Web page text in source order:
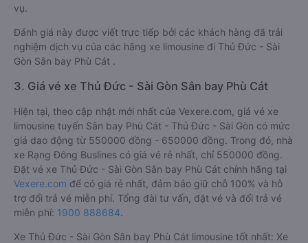
vụ.
Đánh giá này được viết trực tiếp bởi các khách hàng đã trải
nghiệm dịch vụ của các hãng xe limousine đi Thủ Đức - Sài
Gòn Sân bay Phù Cát .
3. Giá vé xe Thủ Đức - Sài Gòn Sân bay Phù Cát
Hiện tại, theo cập nhật mới nhất của Vexere.com, giá vé xe
limousine tuyến Sân bay Phù Cát - Thủ Đức - Sài Gòn có mức
giá dao động từ 550000 đồng - 650000 đồng. Trong đó, nhà
xe Rạng Đông Buslines có giá vé rẻ nhất, chỉ 550000 đồng.
Đặt vé xe Thủ Đức - Sài Gòn Sân bay Phù Cát chính hãng tại
Vexere.com để có giá rẻ nhất, đảm bảo giữ chỗ 100% và hỗ
trợ đổi trả vé miễn phí. Tổng đài tư vấn, đặt vé và đổi trả vé
miễn phí: 1900 888684.
Xe Thủ Đức - Sài Gòn Sân bay Phù Cát limousine tốt nhất: Xe